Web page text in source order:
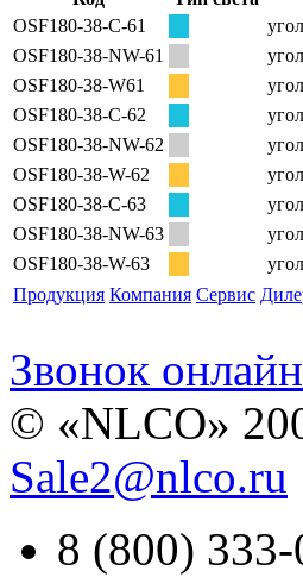
OSF180-38-C-61
OSF180-38-NW-61
OSF180-38-W61
OSF180-38-C-62
OSF180-38-NW-62
OSF180-38-W-62
OSF180-38-C-63
OSF180-38-NW-63
OSF180-38-W-63
Продукция Компания Сервис
Звонок онлайн
© «NLCO»
Sale2@nlco.ru
8 (800) 333-